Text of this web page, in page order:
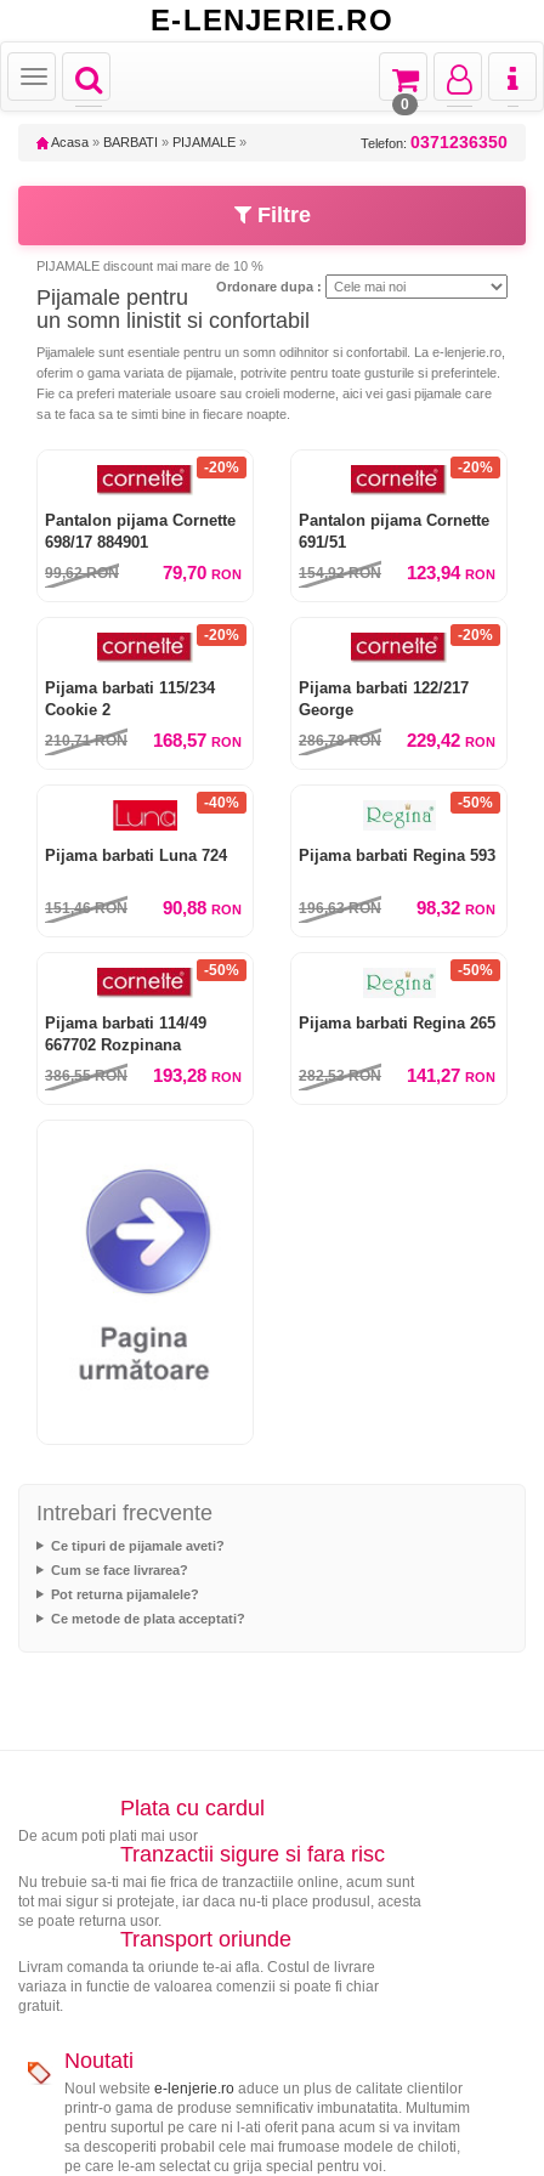
E-LENJERIE.RO
Toggle
navigation
Toggle
Toggle
navigation
Toggle
navigation
Toggle
navigation
0
Acasa » BARBATI » PIJAMALE » Telefon: 0371236350
Filtre
PIJAMALE discount mai mare de 10 %
Ordonare dupa :
Pijamale pentru
un somn linistit si confortabil
Pijamalele sunt esentiale pentru un somn odihnitor si confortabil. La e-lenjerie.ro,
oferim o gama variata de pijamale, potrivite pentru toate gusturile si preferintele.
Fie ca preferi materiale usoare sau croieli moderne, aici vei gasi pijamale care
sa te faca sa te simti bine in fiecare noapte.
-20%
Pantalon pijama Cornette
698/17 884901
99,62RON 79,70 RON
-20%
Pantalon pijama Cornette
691/51
154,92RON 123,94 RON
-20%
Pijama barbati 115/234
Cookie 2
210,71RON 168,57 RON
-20%
Pijama barbati 122/217
George
286,78RON 229,42 RON
-40%
Pijama barbati Luna 724
151,46RON 90,88 RON
-50%
Pijama barbati Regina 593
196,63RON 98,32 RON
-50%
Pijama barbati 114/49
667702 Rozpinana
386,55RON 193,28 RON
-50%
Pijama barbati Regina 265
282,53RON 141,27 RON
Intrebari frecvente
Ce tipuri de pijamale aveti?
Cum se face livrarea?
Pot returna pijamalele?
Ce metode de plata acceptati?
Plata cu cardul
De acum poti plati mai usor
Tranzactii sigure si fara risc
Nu trebuie sa-ti mai fie frica de tranzactiile online, acum sunt
tot mai sigur si protejate, iar daca nu-ti place produsul, acesta
se poate returna usor.
Transport oriunde
Livram comanda ta oriunde te-ai afla. Costul de livrare
variaza in functie de valoarea comenzii si poate fi chiar
gratuit.
Noutati
Noul website e-lenjerie.roaduce un plus de calitate clientilor
printr-o gama de produse semnificativ imbunatatita. Multumim
pentru suportul pe care ni l-ati oferit pana acum si va invitam
sa descoperiti probabil cele mai frumoase modele de chiloti,
pe care le-am selectat cu grija special pentru voi.